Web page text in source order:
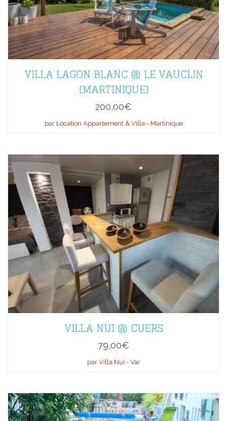
VILLA LAGON BLANC @ LE VAUCLIN
(MARTINIQUE)
200,00€
par Location Appartement & Villa - Martinique
VILLA NUI @ CUERS
79,00€
par Villa Nui - Var